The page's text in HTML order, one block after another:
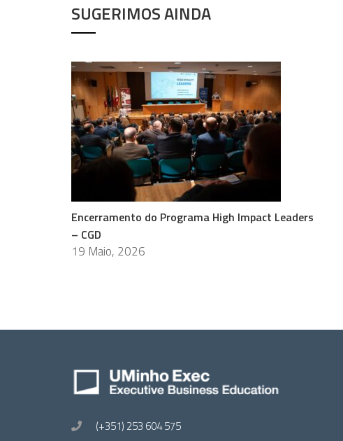
SUGERIMOS AINDA
Encerramento do Programa High Impact Leaders
– CGD
19 Maio, 2026
(+351) 253 604 575